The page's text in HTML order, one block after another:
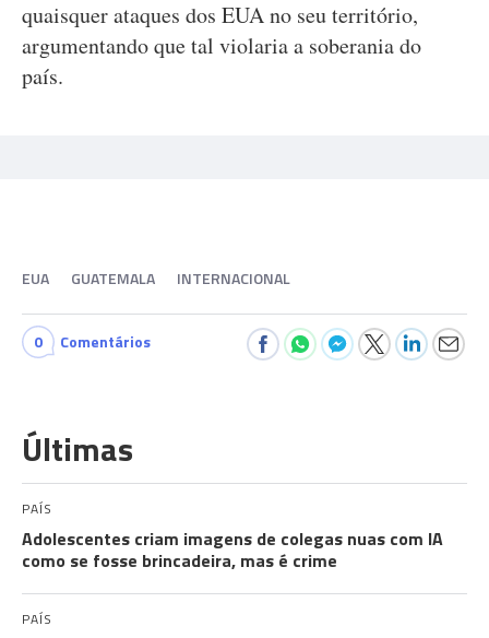
quaisquer ataques dos EUA no seu território,
argumentando que tal violaria a soberania do
país.
EUA GUATEMALA INTERNACIONAL
0 Comentários
Últimas
PAÍS
Adolescentes criam imagens de colegas nuas com IA
como se fosse brincadeira, mas é crime
PAÍS